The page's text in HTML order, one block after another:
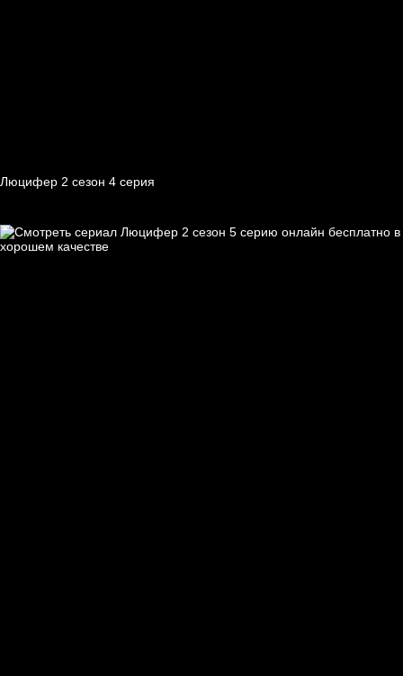
Люцифер 2 cезон 4 cерия